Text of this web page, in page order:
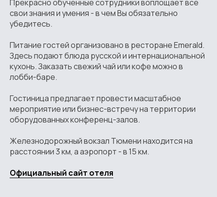
Прекрасно обученные сотрудники воплощает все
свои знания и умения - в чем Вы обязательно
убедитесь.
Питание гостей организовано в ресторане Emerald.
Здесь подают блюда русской и интернациональной
кухонь. Заказать свежий чай или кофе можно в
лобби-баре.
Гостиница предлагает провести масштабное
мероприятие или бизнес-встречу на территории
оборудованных конференц-залов.
Железнодорожный вокзал Тюмени находится на
расстоянии 3 км, а аэропорт - в 15 км.
Официальный сайт отеля